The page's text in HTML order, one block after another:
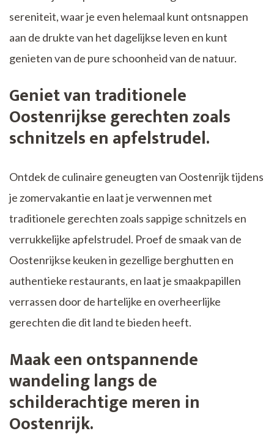
sereniteit, waar je even helemaal kunt ontsnappen
aan de drukte van het dagelijkse leven en kunt
genieten van de pure schoonheid van de natuur.
Geniet van traditionele
Oostenrijkse gerechten zoals
schnitzels en apfelstrudel.
Ontdek de culinaire geneugten van Oostenrijk tijdens
je zomervakantie en laat je verwennen met
traditionele gerechten zoals sappige schnitzels en
verrukkelijke apfelstrudel. Proef de smaak van de
Oostenrijkse keuken in gezellige berghutten en
authentieke restaurants, en laat je smaakpapillen
verrassen door de hartelijke en overheerlijke
gerechten die dit land te bieden heeft.
Maak een ontspannende
wandeling langs de
schilderachtige meren in
Oostenrijk.